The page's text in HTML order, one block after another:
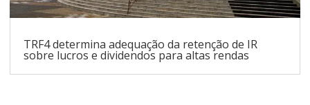
TRF4 determina adequação da retenção de IR
sobre lucros e dividendos para altas rendas